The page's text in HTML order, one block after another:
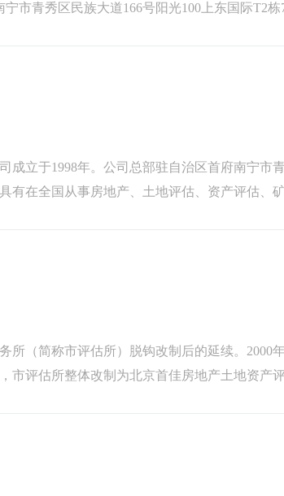
市青秀区民族大道166号阳光100上东国际T2栋
成立于1998年。公司总部驻自治区首府南宁市
有在全国从事房地产、土地评估、资产评估、
（简称市评估所）脱钩改制后的延续。2000年
市评估所整体改制为北京首佳房地产土地资产